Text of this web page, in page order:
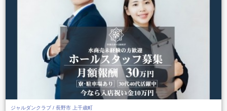
ジャルダンクラブ / 長野市 上千歳町